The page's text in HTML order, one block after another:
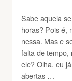
Sabe aquela
horas? Pois é,
nessa. Mas e
falta de tempo,
ele? Olha, eu
abertas …